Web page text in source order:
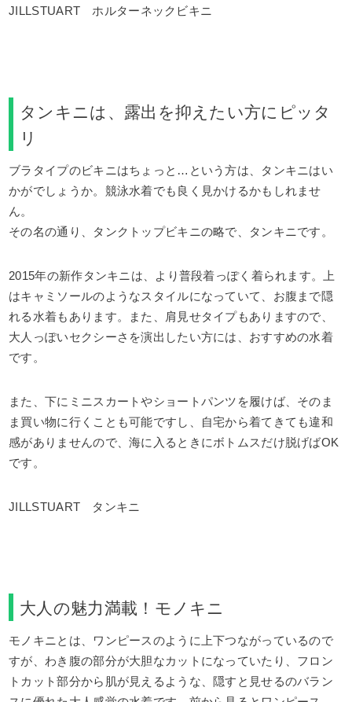
JILLSTUART ホルターネックビキニ
タンキニは、露出を抑えたい方にピッタ
リ
ブラタイプのビキニはちょっと…という方は、タンキニはい
かがでしょうか。競泳水着でも良く見かけるかもしれませ
ん。
その名の通り、タンクトップビキニの略で、タンキニです。
2015年の新作タンキニは、より普段着っぽく着られます。上
はキャミソールのようなスタイルになっていて、お腹まで隠
れる水着もあります。また、肩見せタイプもありますので、
大人っぽいセクシーさを演出したい方には、おすすめの水着
です。
また、下にミニスカートやショートパンツを履けば、そのま
ま買い物に行くことも可能ですし、自宅から着てきても違和
感がありませんので、海に入るときにボトムスだけ脱げばOK
です。
JILLSTUART タンキニ
大人の魅力満載！モノキニ
モノキニとは、ワンピースのように上下つながっているので
すが、わき腹の部分が大胆なカットになっていたり、フロン
トカット部分から肌が見えるような、隠すと見せるのバラン